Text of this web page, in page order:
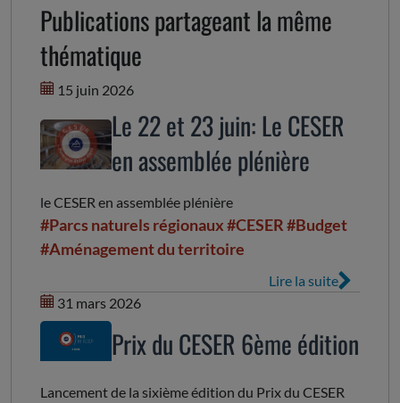
Publications partageant la même
thématique
15 juin 2026
Le 22 et 23 juin: Le CESER
en assemblée plénière
le CESER en assemblée plénière
#Parcs naturels régionaux#CESER#Budget
#Aménagement du territoire
Lire la suite
31 mars 2026
Prix du CESER 6ème édition
Lancement de la sixième édition du Prix du CESER